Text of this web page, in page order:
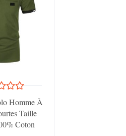
Homme À
Taille
Coton